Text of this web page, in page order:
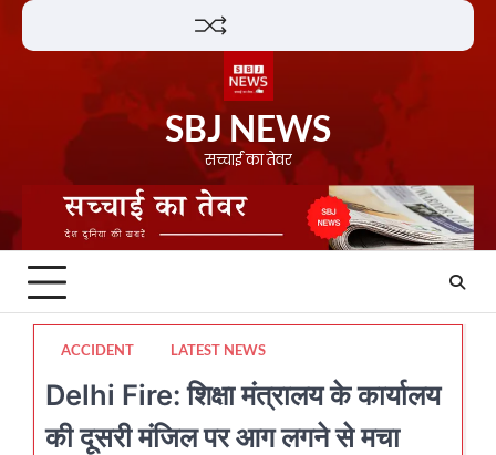
Skip
SBJ NEWS
सच्चाई का तेवर
ACCIDENT LATEST NEWS
Delhi Fire: शिक्षा मंत्रालय के कार्यालय
की दूसरी मंजिल पर आग लगने से मचा